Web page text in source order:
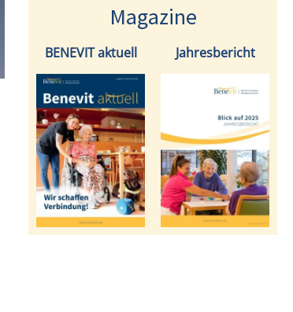
Magazine
BENEVIT aktuell Jahresbericht